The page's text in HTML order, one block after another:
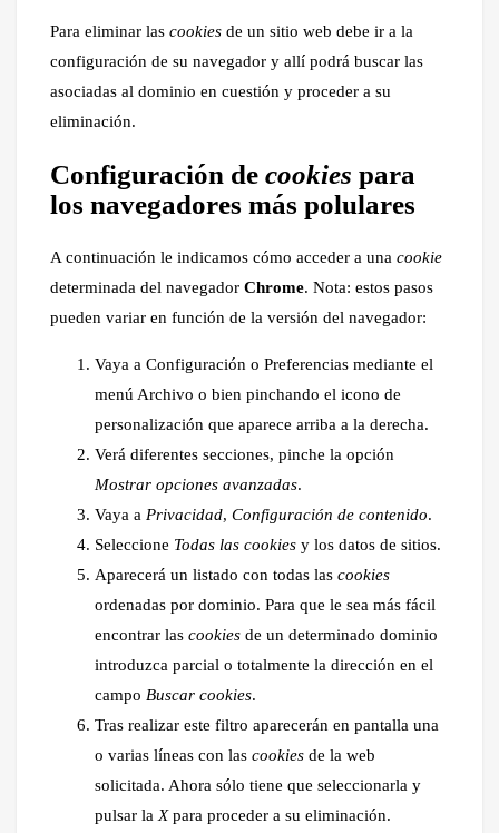
Para eliminar las cookies de un sitio web debe ir a la
configuración de su navegador y allí podrá buscar las
asociadas al dominio en cuestión y proceder a su
eliminación.
Configuración de cookies para
los navegadores más polulares
A continuación le indicamos cómo acceder a una cookie
determinada del navegador Chrome. Nota: estos pasos
pueden variar en función de la versión del navegador:
Vaya a Configuración o Preferencias mediante el
menú Archivo o bien pinchando el icono de
personalización que aparece arriba a la derecha.
Verá diferentes secciones, pinche la opción
Mostrar opciones avanzadas.
Vaya a Privacidad, Configuración de contenido.
Seleccione Todas las cookies y los datos de sitios.
Aparecerá un listado con todas las cookies
ordenadas por dominio. Para que le sea más fácil
encontrar las cookies de un determinado dominio
introduzca parcial o totalmente la dirección en el
campo Buscar cookies.
Tras realizar este filtro aparecerán en pantalla una
o varias líneas con las cookies de la web
solicitada. Ahora sólo tiene que seleccionarla y
pulsar la Xpara proceder a su eliminación.